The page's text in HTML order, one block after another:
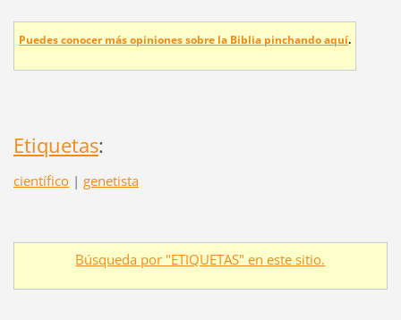
Puedes conocer más opiniones sobre la Biblia pinchando aquí.
Etiquetas:
científico | genetista
Búsqueda por "ETIQUETAS" en este sitio.